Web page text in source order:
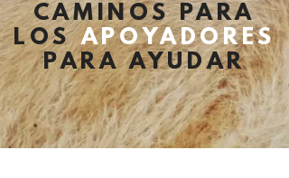
CAMINOS PARA
LOS APOYADORES
PARA AYUDAR